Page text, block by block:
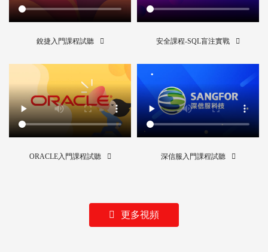
銳捷入門課程試聽 安全課程-SQL盲注實戰
ORACLE入門課程試聽 深信服入門課程試聽
更多視頻